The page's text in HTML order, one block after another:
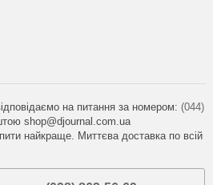
на питання за номером: (044)
shop@djournal.com.ua
найкраще. Миттєва доставка по всій